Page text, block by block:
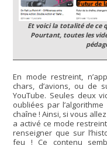
Et voici la totalité de ce
Pourtant, toutes les
En mode restreint,
chars, d’avions, ou de
YouTube. Seules deux
oubliées par
chaîne ! Ainsi, si vous
a activé ce mode
renseigner que sur
feu ! Ce contenu